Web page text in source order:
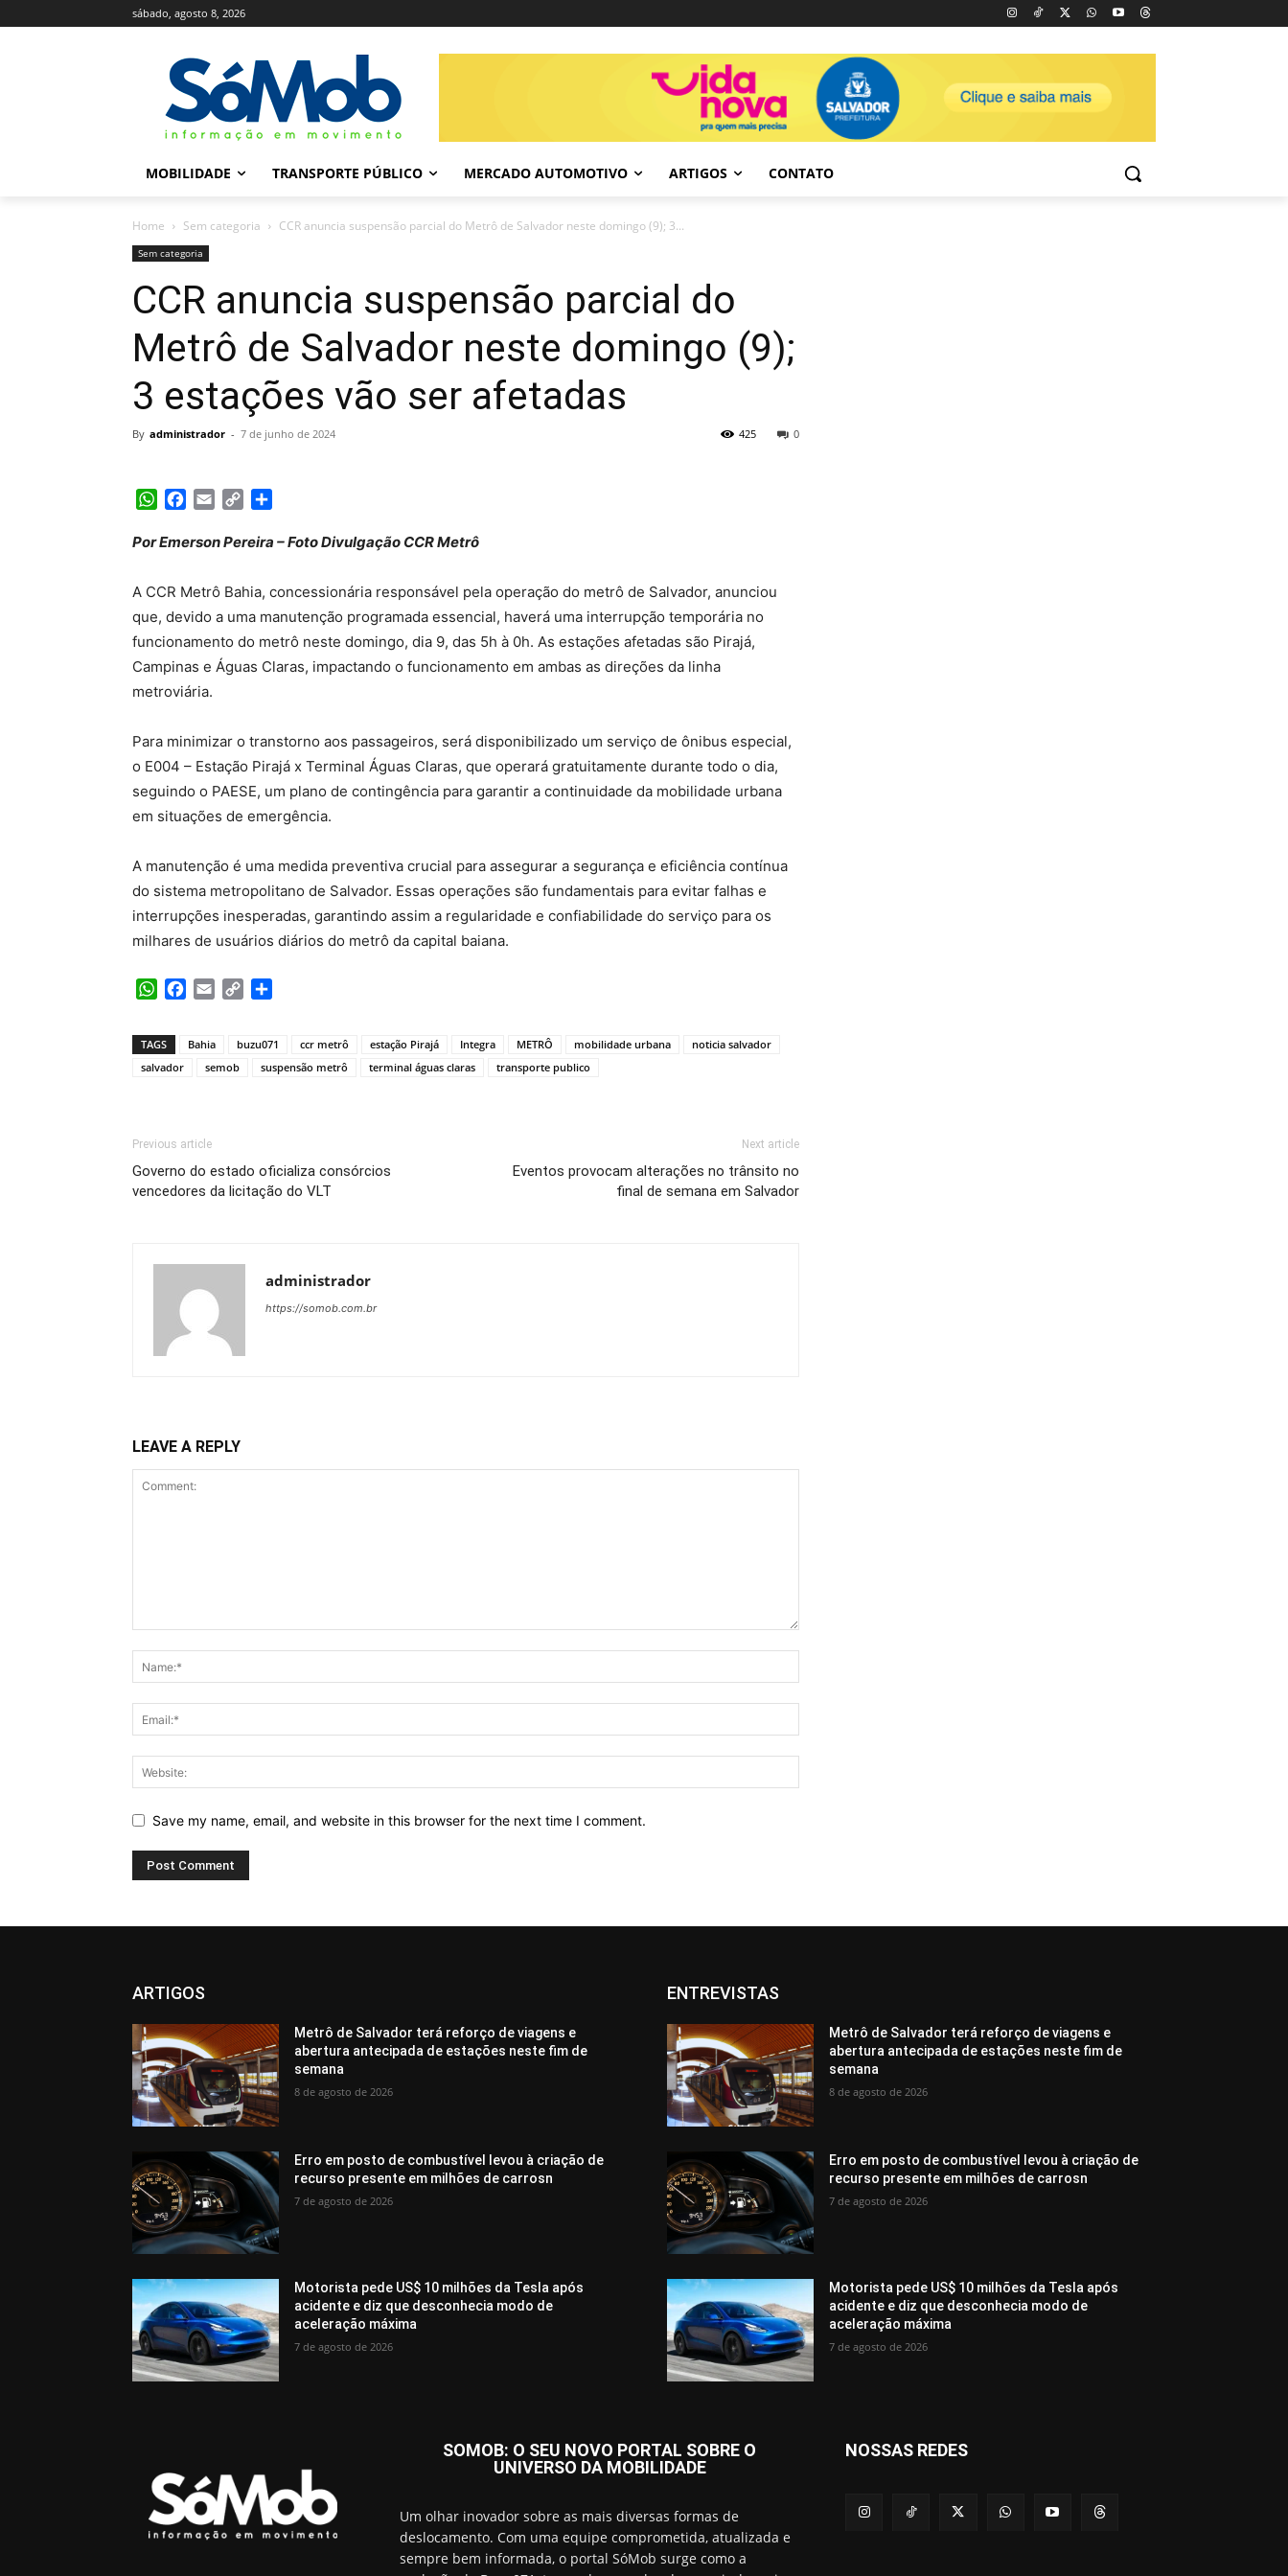
sábado, agosto 8, 2026
MOBILIDADE TRANSPORTE PÚBLICO MERCADO AUTOMOTIVO ARTIGOS CONTATO
Home Sem categoria CCR anuncia suspensão parcial do Metrô de Salvador neste domingo (9); 3...
Sem categoria
CCR anuncia suspensão parcial do
Metrô de Salvador neste domingo (9);
3 estações vão ser afetadas
By administrador - 7 de junho de 2024 0
425
WhatsApp
Facebook
Email Copy
Por Emerson Pereira – Foto Divulgação CCR Metrô
A CCR Metrô Bahia, concessionária responsável pela operação do metrô de Salvador, anunciou
que, devido a uma manutenção programada essencial, haverá uma interrupção temporária no
funcionamento do metrô neste domingo, dia 9, das 5h à 0h. As estações afetadas são Pirajá,
Campinas e Águas Claras, impactando o funcionamento em ambas as direções da linha
metroviária.
Para minimizar o transtorno aos passageiros, será disponibilizado um serviço de ônibus especial,
o E004 – Estação Pirajá x Terminal Águas Claras, que operará gratuitamente durante todo o dia,
seguindo o PAESE, um plano de contingência para garantir a continuidade da mobilidade urbana
em situações de emergência.
A manutenção é uma medida preventiva crucial para assegurar a segurança e eficiência contínua
do sistema metropolitano de Salvador. Essas operações são fundamentais para evitar falhas e
interrupções inesperadas, garantindo assim a regularidade e confiabilidade do serviço para os
milhares de usuários diários do metrô da capital baiana.
WhatsApp
Facebook
Email Copy
TAGS Bahia buzu071 ccr metrô estação Pirajá Integra METRÔ mobilidade urbana
noticia salvador
salvador
semob suspensão metrô terminal águas claras transporte publico
Previous article
Governo do estado oficializa consórcios
vencedores da licitação do VLT
Next article
Eventos provocam alterações no trânsito no
final de semana em Salvador
administrador
https://somob.com.br
LEAVE A REPLY
Save my name, email, and website in this browser for the next time I comment.
ARTIGOS
Metrô de Salvador terá reforço de viagens e
abertura antecipada de estações neste fim de
semana
8 de agosto de 2026
Erro em posto de combustível levou à criação de
recurso presente em milhões de carrosn
7 de agosto de 2026
Motorista pede US$ 10 milhões da Tesla após
acidente e diz que desconhecia modo de
aceleração máxima
7 de agosto de 2026
ENTREVISTAS
Metrô de Salvador terá reforço de viagens e
abertura antecipada de estações neste fim de
semana
8 de agosto de 2026
Erro em posto de combustível levou à criação de
recurso presente em milhões de carrosn
7 de agosto de 2026
Motorista pede US$ 10 milhões da Tesla após
acidente e diz que desconhecia modo de
aceleração máxima
7 de agosto de 2026
SOMOB: O SEU NOVO PORTAL SOBRE O
UNIVERSO DA MOBILIDADE
Um olhar inovador sobre as mais diversas formas de
deslocamento. Com uma equipe comprometida, atualizada e
sempre bem informada, o portal SóMob surge como a
NOSSAS REDES